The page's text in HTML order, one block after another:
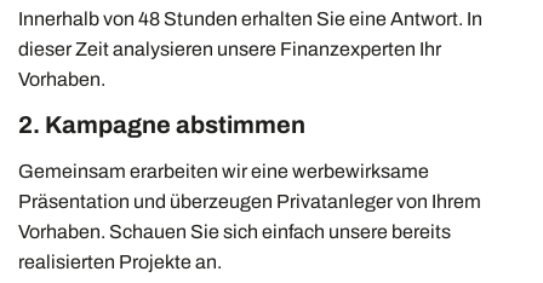
Innerhalb von 48 Stunden erhalten Sie eine Antwort. In
dieser Zeit analysieren unsere Finanzexperten Ihr
Vorhaben.
2. Kampagne abstimmen
Gemeinsam erarbeiten wir eine werbewirksame
Präsentation und überzeugen Privatanleger von Ihrem
Vorhaben. Schauen Sie sich einfach unsere bereits
realisierten Projekte an.